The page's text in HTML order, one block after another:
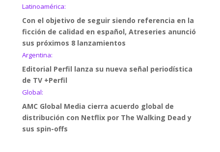
Latinoamérica:
Con el objetivo de seguir siendo referencia en la
ficción de calidad en español, Atreseries anunció
sus próximos 8 lanzamientos
Argentina:
Editorial Perfil lanza su nueva señal periodística
de TV +Perfil
Global:
AMC Global Media cierra acuerdo global de
distribución con Netflix por The Walking Dead y
sus spin-offs